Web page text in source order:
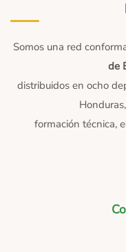
Somos una red
de
distribuidos en ocho
formación técnica,